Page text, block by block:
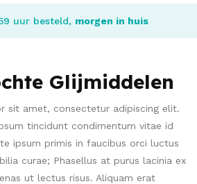
uur besteld, morgen in huis
Glijmiddelen
sit amet, consectetur adipiscing elit.
tincidunt condimentum vitae id
ipsum primis in faucibus orci luctus
curae; Phasellus at purus lacinia ex
ut lectus risus. Aliquam erat